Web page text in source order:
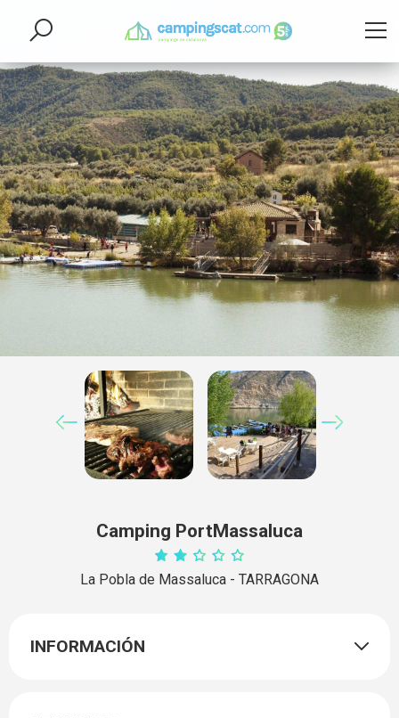
Camping PortMassaluca
La Pobla de Massaluca - TARRAGONA
INFORMACIÓN